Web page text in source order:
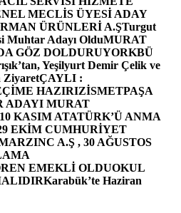
MECLİS ÜYESİ ADAY
ÜRÜNLERİ A.ŞTurgut
Muhtar Adayı OlduMURAT
GÖZ DOLDURUYORKBÜ
Yeşilyurt Demir Çelik ve
ZiyaretÇAYLI :
HAZIRIZİSMETPAŞA
ADAYI MURAT
KASIM ATATÜRK’Ü ANMA
EKİM CUMHURİYET
A.Ş , 30 AĞUSTOS
EMEKLİ OLDUOKUL
Karabük’te Haziran